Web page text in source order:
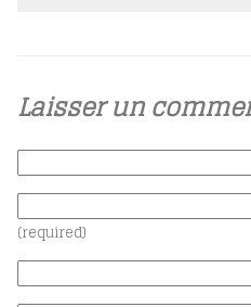
Laisser un
(required)